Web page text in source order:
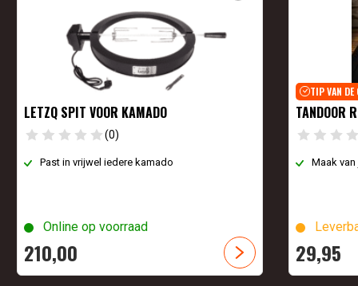
LETZQ SPIT VOOR KAMADO
(0)
Past in vrijwel iedere kamado
Online op voorraad
210,00
TIP VAN DE
TANDOOR
Maak
29,95